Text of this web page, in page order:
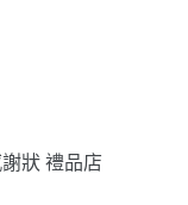
狀禮品店